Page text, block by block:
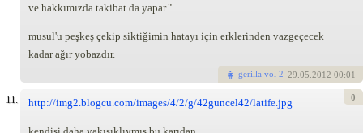
ve hakkımızda takibat da yapar."
musul'u peşkeş çekip siktiğimin hatayı için erklerinden vazgeçecek
kadar ağır yobazdır.
gerilla vol 2 29.05.2012 00:01
11. http://img2.blogcu.com/images/4/2/g/42guncel42/latife.jpg 0